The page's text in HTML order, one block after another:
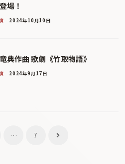
場！
2024年10月10日
典作曲 歌劇《竹取物語》
2024年9月17日
… 7